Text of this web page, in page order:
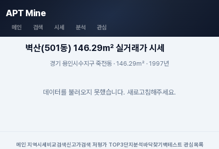
APT Mine
메인 검색 시세 분석 관심
벽산(501동) 146.29m² 실거래가 시세
경기 용인시수지구 죽전동 · 146.29m² · 1997년
데이터를 불러오지 못했습니다. 새로고침해주세요.
메인| 지역시세 비교검색신고가검색 저평가 TOP3단지분석 바닥찾기 백테스트 관심목록